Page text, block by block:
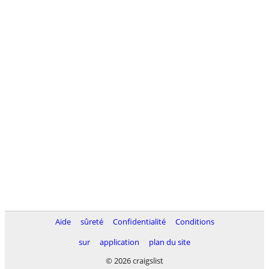
Aide sûreté Confidentialité
Conditions
sur
application
plan du site
© 2026 craigslist